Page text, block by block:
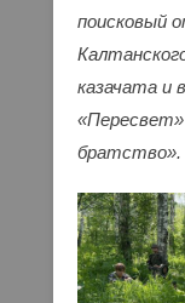
поисковый
казачата и
братство».